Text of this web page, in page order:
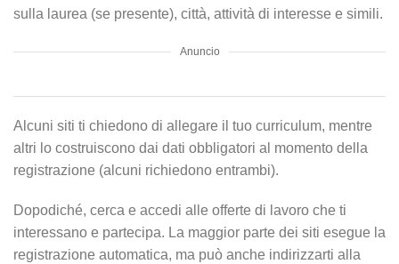
sulla laurea (se presente), città, attività di interesse e simili.
Anuncio
Alcuni siti ti chiedono di allegare il tuo curriculum, mentre
altri lo costruiscono dai dati obbligatori al momento della
registrazione (alcuni richiedono entrambi).
Dopodiché, cerca e accedi alle offerte di lavoro che ti
interessano e partecipa. La maggior parte dei siti esegue la
registrazione automatica, ma può anche indirizzarti alla